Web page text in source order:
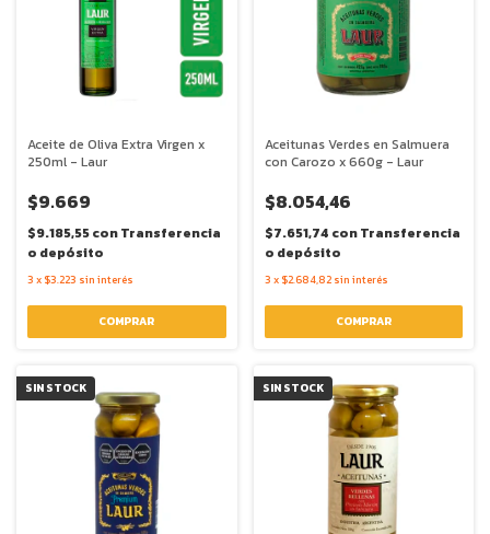
Aceite de Oliva Extra Virgen x
250ml - Laur
$9.669
$9.185,55conTransferencia
o depósito
3 x $3.223 sin interés
Aceitunas Verdes en Salmuera
con Carozo x 660g - Laur
$8.054,46
$7.651,74 conTransferencia
o depósito
3 x $2.684,82 sin interés
SIN STOCK SIN STOCK